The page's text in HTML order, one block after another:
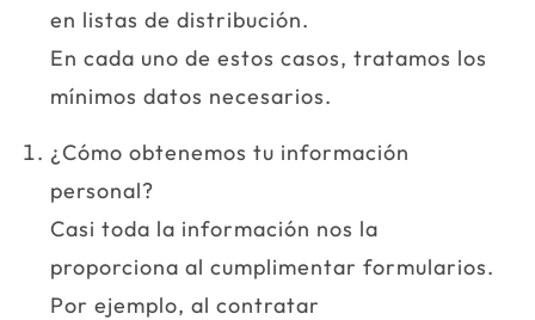
en listas de distribución.
En cada uno de estos casos, tratamos los
mínimos datos necesarios.
¿Cómo obtenemos tu información
personal?
Casi toda la información nos la
proporciona al cumplimentar formularios.
Por ejemplo, al contratar